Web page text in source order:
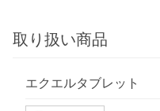
取り扱い商品
エクエルタブレット